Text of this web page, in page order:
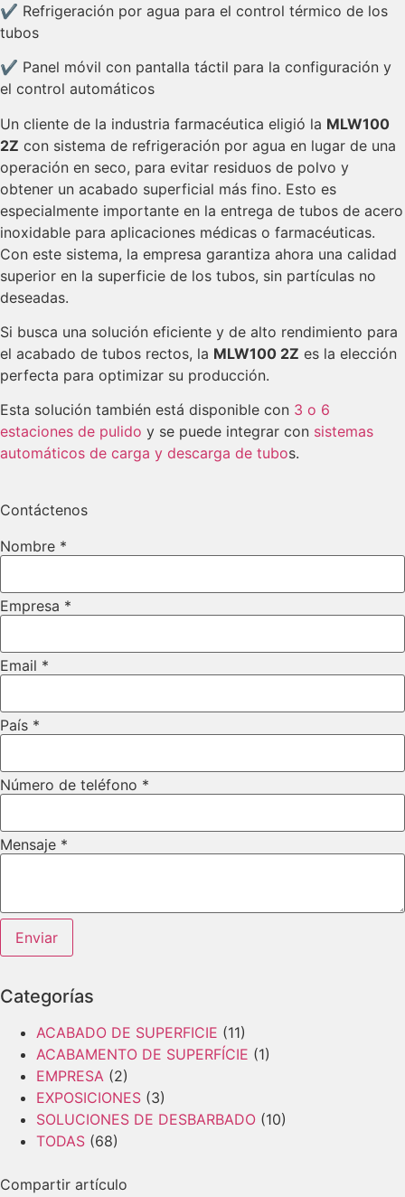
✔ Refrigeración por agua para el control térmico de los
tubos
✔ Panel móvil con pantalla táctil para la configuración y
el control automáticos
Un cliente de la industria farmacéutica eligió la MLW100
2Z con sistema de refrigeración por agua en lugar de una
operación en seco, para evitar residuos de polvo y
obtener un acabado superficial más fino. Esto es
especialmente importante en la entrega de tubos de acero
inoxidable para aplicaciones médicas o farmacéuticas.
Con este sistema, la empresa garantiza ahora una calidad
superior en la superficie de los tubos, sin partículas no
deseadas.
Si busca una solución eficiente y de alto rendimiento para
el acabado de tubos rectos, la MLW100 2Z es la elección
perfecta para optimizar su producción.
Esta solución también está disponible con 3 o 6
estaciones de pulido y se puede integrar con sistemas
automáticos de carga y descarga de tubos.
Contáctenos
Nombre *
Empresa *
Email *
País *
Número de teléfono *
Mensaje *
Layout
Email
Mensaje
Enviar
Categorías
ACABADO DE SUPERFICIE (11)
ACABAMENTO DE SUPERFÍCIE (1)
EMPRESA (2)
EXPOSICIONES (3)
SOLUCIONES DE DESBARBADO (10)
TODAS (68)
Compartir artículo